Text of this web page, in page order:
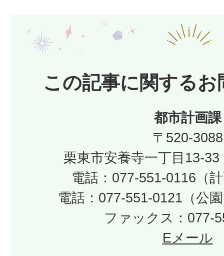
この記事に関するお
都市計画課
〒520-3088
栗東市安養寺一丁目13-
電話：077-551-0116（
電話：077-551-0121（公
ファックス：077-
Eメール